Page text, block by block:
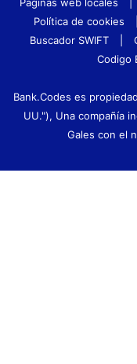
Política de cookies
Buscador SWIFT
Codigo
Bank.Codes es
UU."), Una compañía
Gales con el